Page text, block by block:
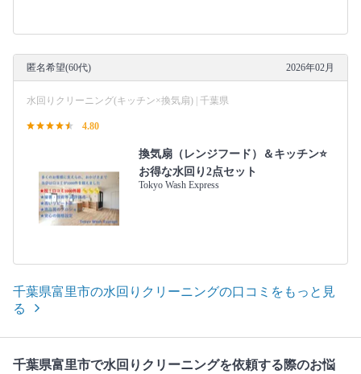
匿名希望(60代) 2026年02月
水回りクリーニング(キッチン×換気扇) | 千葉県
4.80
換気扇（レンジフード）＆キッチン⭐️
お得な水回り2点セット
Tokyo Wash Express
千葉県富里市の水回りクリーニングの口コミをもっと見
る
千葉県富里市で水回りクリーニングを依頼する際のお悩